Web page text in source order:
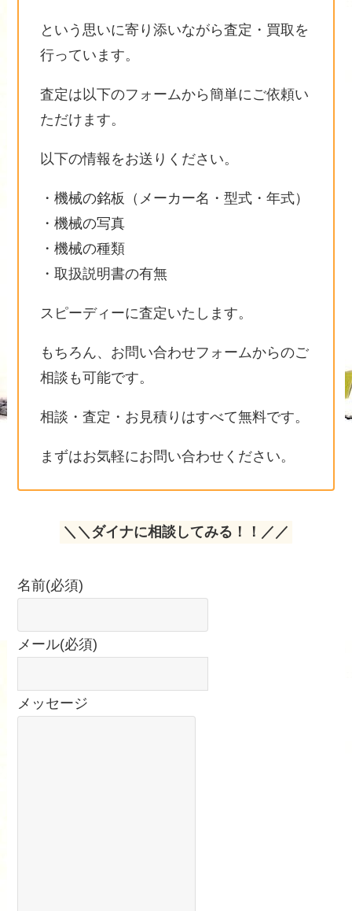
という思いに寄り添いながら査定・買取を
行っています。
査定は以下のフォームから簡単にご依頼い
ただけます。
以下の情報をお送りください。
・機械の銘板（メーカー名・型式・年式）
・機械の写真
・機械の種類
・取扱説明書の有無
スピーディーに査定いたします。
もちろん、お問い合わせフォームからのご
相談も可能です。
相談・査定・お見積りはすべて無料です。
まずはお気軽にお問い合わせください。
＼＼ダイナに相談してみる！！／／
名前(必須)
メール(必須)
メッセージ